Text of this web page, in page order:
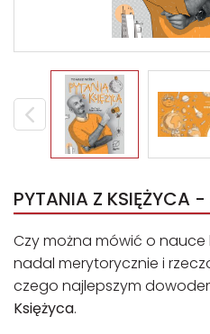
PYTANIA Z KSIĘŻYCA -
Czy można mówić o nauce
nadal merytorycznie i
czego najlepszym
Księżyca.